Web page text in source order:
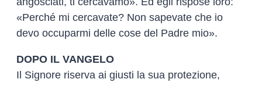
«Perché mi cercavate? Non sapevate che io
devo occuparmi delle cose del Padre mio».
DOPO IL VANGELO
Il Signore riserva ai giusti la sua protezione,